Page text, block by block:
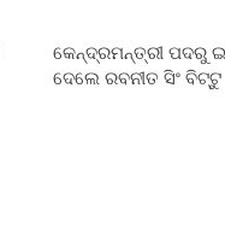
କେନ୍ଦ୍ରମନ୍ତ୍ରୀ ପଦରୁ
ଦେଲେ ରବନୀତ ସିଂ ବିଟ୍ଟୁ